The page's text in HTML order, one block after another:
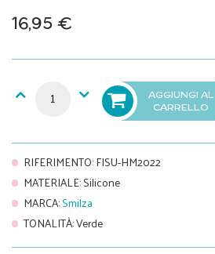
16,95 €
AGGIUNGI AL
CARRELLO
RIFERIMENTO:FISU-HM2022
MATERIALE:Silicone
MARCA:Smilza
TONALITÀ:Verde